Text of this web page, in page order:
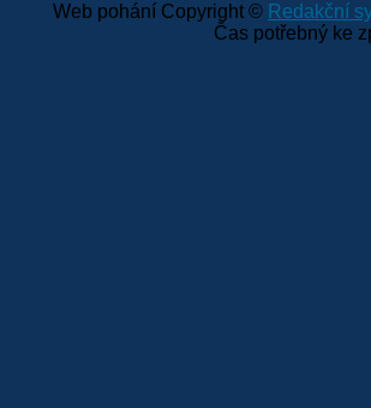
Web pohání Copyright © Redakční
Čas potřebný ke